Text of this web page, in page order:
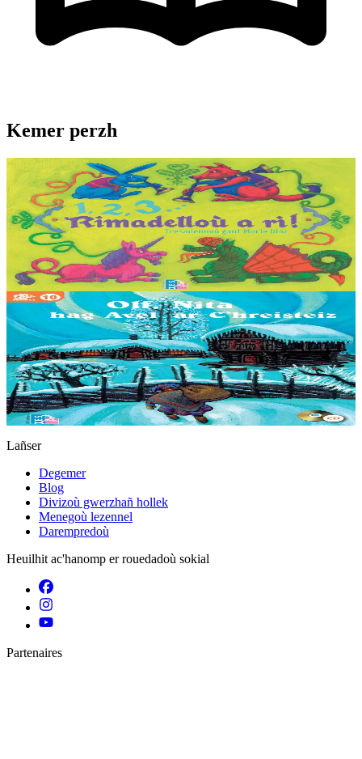
Kemer perzh
3 bloaz hag ouzhpenn
1, 2, 3… Rimadelloù a ri !
Un dastumad 140 rimadell. Rimadelloù kozh ha nevez. Gant
mouezhioù : Nolùen ar Buhe, Mona Bouzec, Daniel Carré, Annie
Ebrel, Yann-Fañch Kemener, Marie...
Er stok
15,00 €
3 bloaz hag ouzhpenn
Olf, Nita hag Avel ar C'hreisteiz
Ar goañv eo. Un den kozh ha skuizh a c’houlenn degemer e ti Olf
ha Nita. Met pelec’h emañ skeul ar c’hrignol, alc’hwez dor ar c’hav,
ar c’houlaouenn-goar ?...
Er stok10,00 €
Lañser
Degemer
Blog
Divizoù gwerzhañ hollek
Menegoù lezennel
Darempredoù
Heuilhit ac'hanomp er rouedadoù sokial
Partenaires